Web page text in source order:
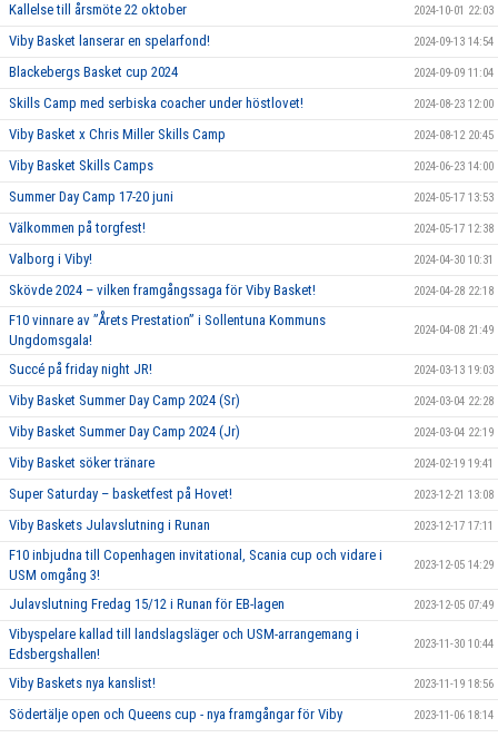
Kallelse till årsmöte 22 oktober 2024-10-01 22:03
Viby Basket lanserar en spelarfond! 2024-09-13 14:54
Blackebergs Basket cup 2024 2024-09-09 11:04
Skills Camp med serbiska coacher under höstlovet! 2024-08-23 12:00
Viby Basket x Chris Miller Skills Camp 2024-08-12 20:45
Viby Basket Skills Camps 2024-06-23 14:00
Summer Day Camp 17-20 juni 2024-05-17 13:53
Välkommen på torgfest! 2024-05-17 12:38
Valborg i Viby! 2024-04-30 10:31
Skövde 2024 – vilken framgångssaga för Viby Basket! 2024-04-28 22:18
F10 vinnare av ”Årets Prestation” i Sollentuna Kommuns
Ungdomsgala!
2024-04-08 21:49
Succé på friday night JR! 2024-03-13 19:03
Viby Basket Summer Day Camp 2024 (Sr) 2024-03-04 22:28
Viby Basket Summer Day Camp 2024 (Jr) 2024-03-04 22:19
Viby Basket söker tränare 2024-02-19 19:41
Super Saturday – basketfest på Hovet! 2023-12-21 13:08
Viby Baskets Julavslutning i Runan 2023-12-17 17:11
F10 inbjudna till Copenhagen invitational, Scania cup och vidare i
USM omgång 3!
2023-12-05 14:29
Julavslutning Fredag 15/12 i Runan för EB-lagen 2023-12-05 07:49
Vibyspelare kallad till landslagsläger och USM-arrangemang i
Edsbergshallen!
2023-11-30 10:44
Viby Baskets nya kanslist! 2023-11-19 18:56
Södertälje open och Queens cup - nya framgångar för Viby 2023-11-06 18:14